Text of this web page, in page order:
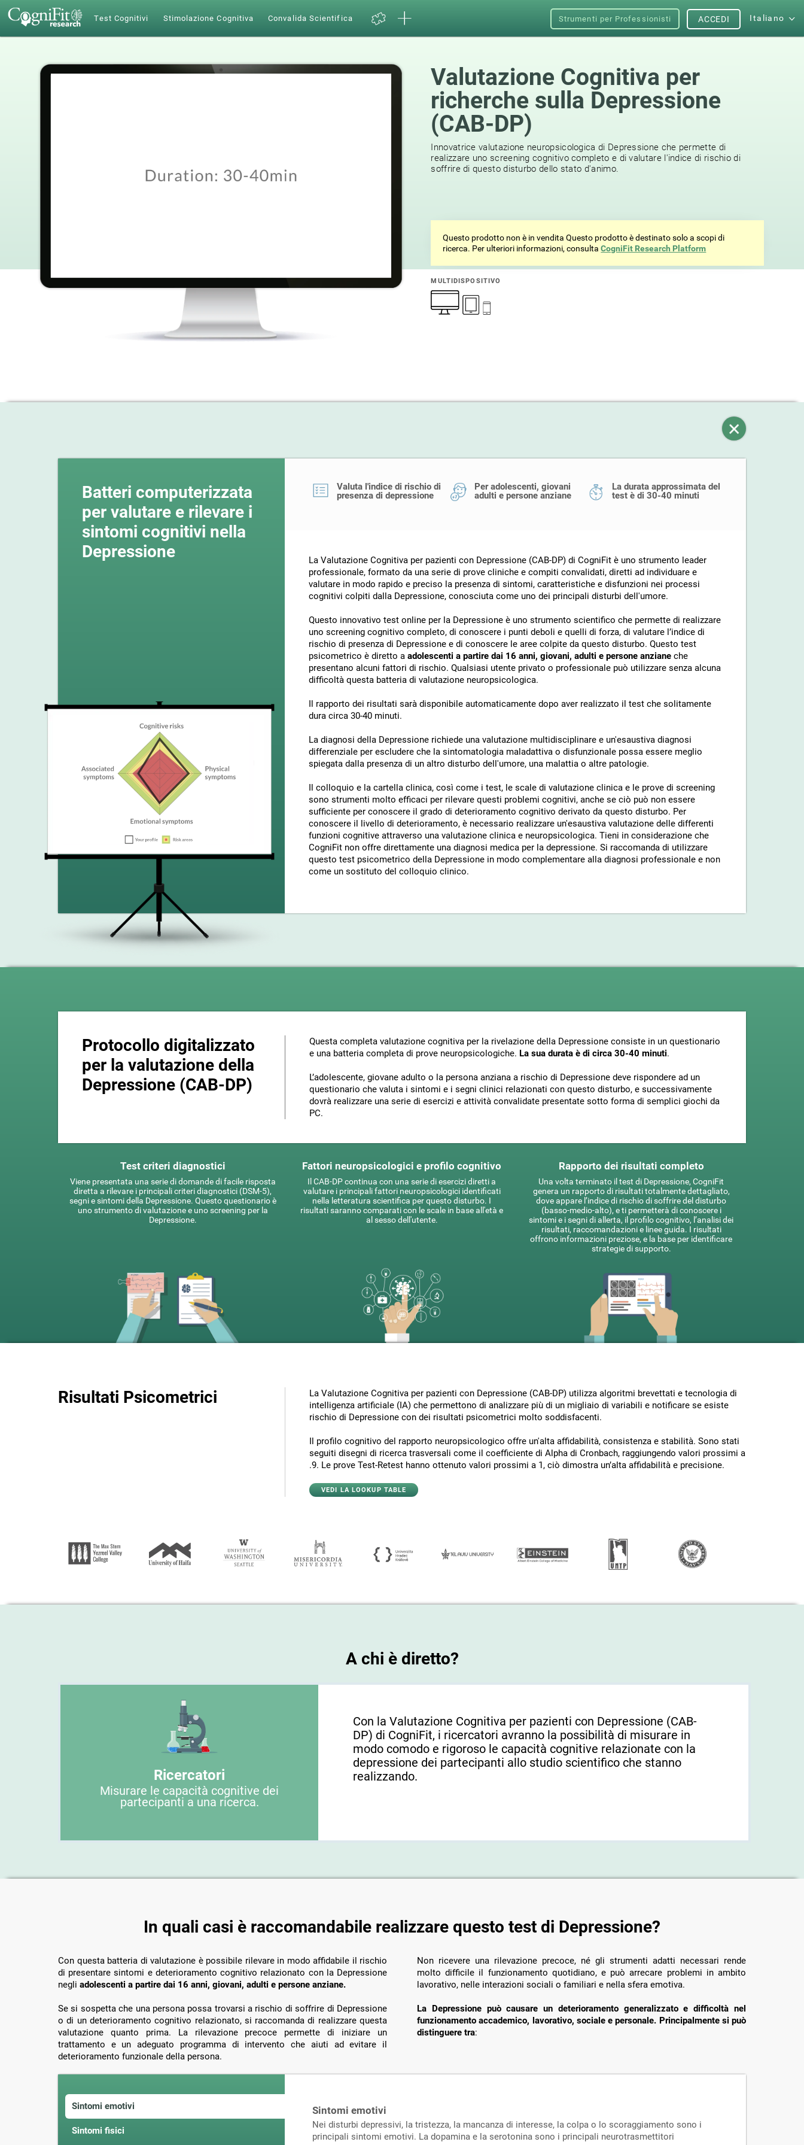
Test Cognitivi Stimolazione Cognitiva Convalida Scientifica Strumenti per Professionisti Italiano
ACCEDI
Valutazione Cognitiva per
richerche sulla Depressione
(CAB-DP)
Innovatrice valutazione neuropsicologica di Depressione che permette di
realizzare uno screening cognitivo completo e di valutare l'indice di rischio di
soffrire di questo disturbo dello stato d'animo.
Questo prodotto non è in vendita Questo prodotto è destinato solo a scopi di
ricerca. Per ulteriori informazioni, consultaCogniFit Research Platform
MULTIDISPOSITIVO
Batteri computerizzata
per valutare e rilevare i
sintomi cognitivi nella
Depressione
Valuta l'indice di rischio di
presenza di depressione
Per adolescenti, giovani
adulti e persone anziane
La durata approssimata del
test è di 30-40 minuti
La Valutazione Cognitiva per pazienti con Depressione (CAB-DP) di CogniFit è uno strumento leader
professionale, formato da una serie di prove cliniche e compiti convalidati, diretti ad individuare e
valutare in modo rapido e preciso la presenza di sintomi, caratteristiche e disfunzioni nei processi
cognitivi colpiti dalla Depressione, conosciuta come uno dei principali disturbi dell'umore.
Questo innovativo test online per la Depressione è uno strumento scientifico che permette di realizzare
uno screening cognitivo completo, di conoscere i punti deboli e quelli di forza, di valutare l’indice di
rischio di presenza di Depressione e di conoscere le aree colpite da questo disturbo. Questo test
psicometrico è diretto a adolescenti a partire dai 16 anni, giovani, adulti e persone anziane che
presentano alcuni fattori di rischio. Qualsiasi utente privato o professionale può utilizzare senza alcuna
difficoltà questa batteria di valutazione neuropsicologica.
Il rapporto dei risultati sarà disponibile automaticamente dopo aver realizzato il test che solitamente
dura circa 30-40 minuti.
La diagnosi della Depressione richiede una valutazione multidisciplinare e un'esaustiva diagnosi
differenziale per escludere che la sintomatologia maladattiva o disfunzionale possa essere meglio
spiegata dalla presenza di un altro disturbo dell'umore, una malattia o altre patologie.
Il colloquio e la cartella clinica, così come i test, le scale di valutazione clinica e le prove di screening
sono strumenti molto efficaci per rilevare questi problemi cognitivi, anche se ciò può non essere
sufficiente per conoscere il grado di deterioramento cognitivo derivato da questo disturbo. Per
conoscere il livello di deterioramento, è necessario realizzare un'esaustiva valutazione delle differenti
funzioni cognitive attraverso una valutazione clinica e neuropsicologica. Tieni in considerazione che
CogniFit non offre direttamente una diagnosi medica per la depressione. Si raccomanda di utilizzare
questo test psicometrico della Depressione in modo complementare alla diagnosi professionale e non
come un sostituto del colloquio clinico.
Protocollo digitalizzato
per la valutazione della
Depressione (CAB-DP)
Questa completa valutazione cognitiva per la rivelazione della Depressione consiste in un questionario
e una batteria completa di prove neuropsicologiche. La sua durata è di circa 30-40 minuti.
L’adolescente, giovane adulto o la persona anziana a rischio di Depressione deve rispondere ad un
questionario che valuta i sintomi e i segni clinici relazionati con questo disturbo, e successivamente
dovrà realizzare una serie di esercizi e attività convalidate presentate sotto forma di semplici giochi da
PC.
Test criteri diagnostici
Viene presentata una serie di domande di facile risposta
diretta a rilevare i principali criteri diagnostici (DSM-5),
segni e sintomi della Depressione. Questo questionario è
uno strumento di valutazione e uno screening per la
Depressione.
Fattori neuropsicologici e profilo cognitivo
Il CAB-DP continua con una serie di esercizi diretti a
valutare i principali fattori neuropsicologici identificati
nella letteratura scientifica per questo disturbo. I
risultati saranno comparati con le scale in base all'età e
al sesso dell'utente.
Rapporto dei risultati completo
Una volta terminato il test di Depressione, CogniFit
genera un rapporto di risultati totalmente dettagliato,
dove appare l’indice di rischio di soffrire del disturbo
(basso-medio-alto), e ti permetterà di conoscere i
sintomi e i segni di allerta, il profilo cognitivo, l’analisi dei
risultati, raccomandazioni e linee guida. I risultati
offrono informazioni preziose, e la base per identificare
strategie di supporto.
Risultati Psicometrici
La Valutazione Cognitiva per pazienti con Depressione (CAB-DP) utilizza algoritmi brevettati e tecnologia di
intelligenza artificiale (IA) che permettono di analizzare più di un migliaio di variabili e notificare se esiste
rischio di Depressione con dei risultati psicometrici molto soddisfacenti.
Il profilo cognitivo del rapporto neuropsicologico offre un'alta affidabilità, consistenza e stabilità. Sono stati
seguiti disegni di ricerca trasversali come il coefficiente di Alpha di Cronbach, raggiungendo valori prossimi a
.9. Le prove Test-Retest hanno ottenuto valori prossimi a 1, ciò dimostra un’alta affidabilità e precisione.
VEDI LA LOOKUP TABLE
A chi è diretto?
Ricercatori
Misurare le capacità cognitive dei
partecipanti a una ricerca.
Con la Valutazione Cognitiva per pazienti con Depressione (CAB-
DP) di CogniFit, i ricercatori avranno la possibilità di misurare in
modo comodo e rigoroso le capacità cognitive relazionate con la
depressione dei partecipanti allo studio scientifico che stanno
realizzando.
In quali casi è raccomandabile realizzare questo test di Depressione?
Con questa batteria di valutazione è possibile rilevare in modo affidabile il rischio
di presentare sintomi e deterioramento cognitivo relazionato con la Depressione
negli adolescenti a partire dai 16 anni, giovani, adulti e persone anziane.
Se si sospetta che una persona possa trovarsi a rischio di soffrire di Depressione
o di un deterioramento cognitivo relazionato, si raccomanda di realizzare questa
valutazione quanto prima. La rilevazione precoce permette di iniziare un
trattamento e un adeguato programma di intervento che aiuti ad evitare il
deterioramento funzionale della persona.
Non ricevere una rilevazione precoce, né gli strumenti adatti necessari rende
molto difficile il funzionamento quotidiano, e può arrecare problemi in ambito
lavorativo, nelle interazioni sociali o familiari e nella sfera emotiva.
La Depressione può causare un deterioramento generalizzato e difficoltà nel
funzionamento accademico, lavorativo, sociale e personale. Principalmente si può
distinguere tra:
Sintomi emotivi
Sintomi fisici
Sintomi emotivi
Nei disturbi depressivi, la tristezza, la mancanza di interesse, la colpa o lo scoraggiamento sono i
principali sintomi emotivi. La dopamina e la serotonina sono i principali neurotrasmettitori